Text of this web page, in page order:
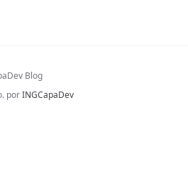
Blog
porINGCapaDev